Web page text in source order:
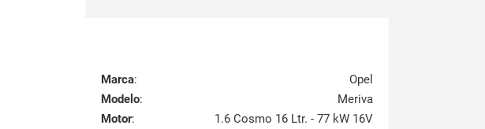
Marca:
Opel
Modelo:
Meriva
Motor: 1.6 Cosmo 16 Ltr. - 77 kW 16V